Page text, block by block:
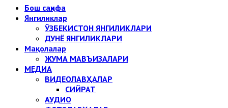
Бош саҳифа
Янгиликлар
ЎЗБЕКИСТОН ЯНГИЛИКЛАРИ
ДУНЁ ЯНГИЛИКЛАРИ
Мақолалар
ЖУМА МАВЪИЗАЛАРИ
МЕДИА
ВИДЕОЛАВҲАЛАР
СИЙРАТ
АУДИО